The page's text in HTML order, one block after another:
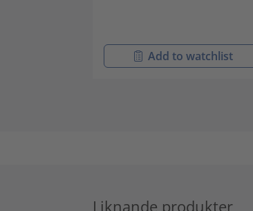
Add to watchlist
Liknande produkter